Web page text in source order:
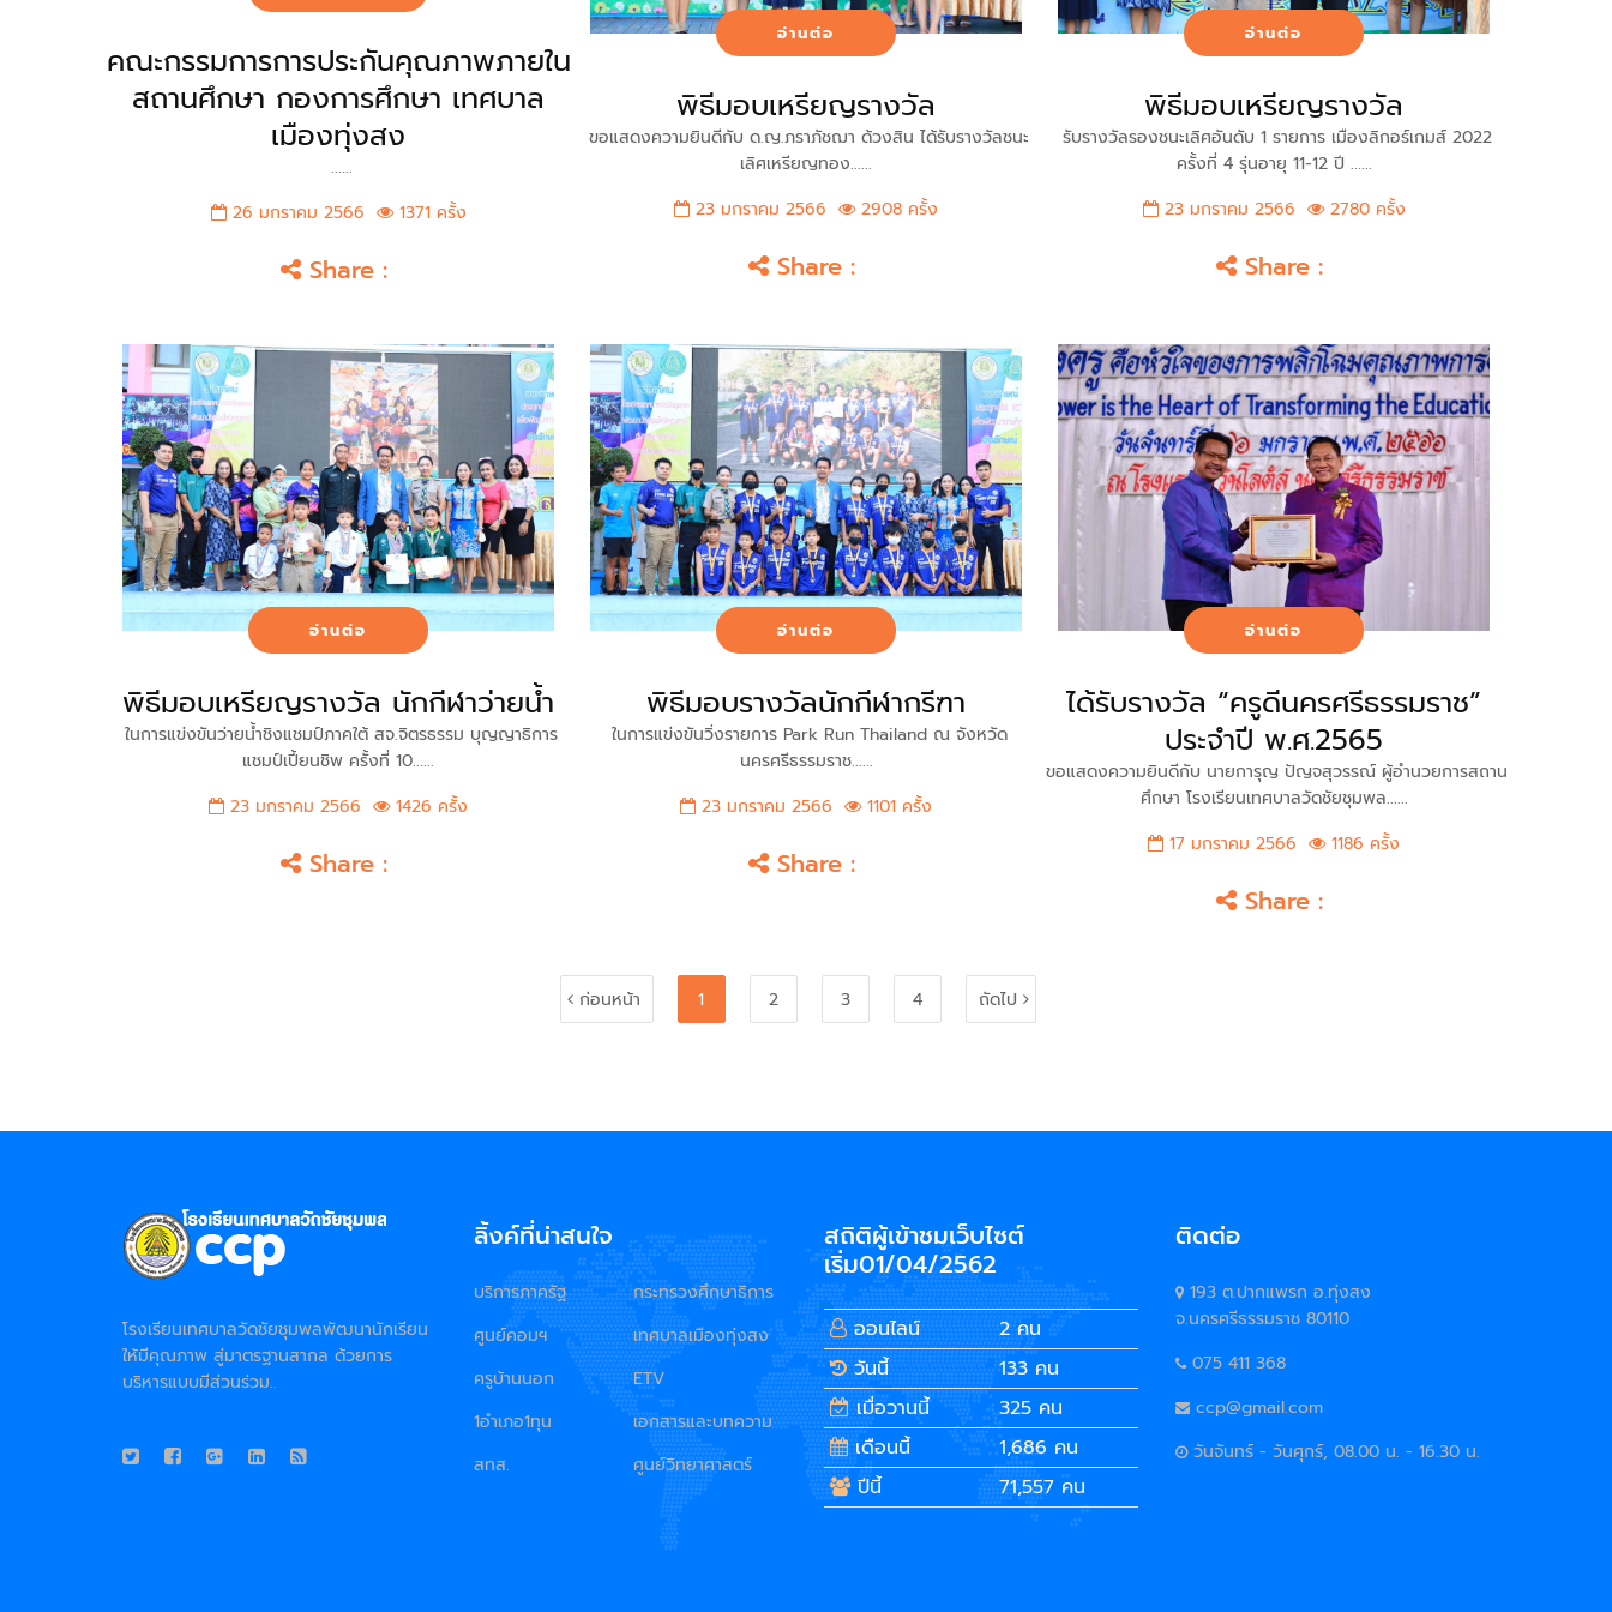
คณะกรรมการการประกันคุณภาพภายใน
สถานศึกษา กองการศึกษา เทศบาล
เมืองทุ่งสง
......
26 มกราคม 2566
1371 ครั้ง
Share :
อ่านต่อ
พิธีมอบเหรียญรางวัล
ขอแสดงความยินดีกับ ด.ญ.ภราภัชฌา ด้วงสิน ได้รับรางวัลชนะ
เลิศเหรียญทอง......
23 มกราคม 2566
2908 ครั้ง
Share :
อ่านต่อ
พิธีมอบเหรียญรางวัล
รับรางวัลรองชนะเลิศอันดับ 1 รายการ เมืองลิกอร์เกมส์ 2022
ครั้งที่ 4 รุ่นอายุ 11-12 ปี ......
23 มกราคม 2566
2780 ครั้ง
Share :
อ่านต่อ
พิธีมอบเหรียญรางวัล นักกีฬาว่ายน้ำ
ในการแข่งขันว่ายน้ำชิงแชมป์ภาคใต้ สจ.จิตรธรรม บุญญาธิการ
แชมป์เปี้ยนชิพ ครั้งที่ 10......
23 มกราคม 2566
1426 ครั้ง
Share :
อ่านต่อ
พิธีมอบรางวัลนักกีฬากรีฑา
ในการแข่งขันวิ่งรายการ Park Run Thailand ณ จังหวัด
นครศรีธรรมราช......
23 มกราคม 2566
1101 ครั้ง
Share :
อ่านต่อ
ได้รับรางวัล “ครูดีนครศรีธรรมราช”
ประจำปี พ.ศ.2565
ขอแสดงความยินดีกับ นายการุญ ปัญจสุวรรณ์ ผู้อำนวยการสถาน
ศึกษา โรงเรียนเทศบาลวัดชัยชุมพล......
17 มกราคม 2566
1186 ครั้ง
Share :
ก่อนหน้า 1 2 3 4 ถัดไป
โรงเรียนเทศบาลวัดชัยชุมพลพัฒนานักเรียน
ให้มีคุณภาพ สู่มาตรฐานสากล ด้วยการ
บริหารแบบมีส่วนร่วม..
ลิ้งค์ที่น่าสนใจ
บริการภาครัฐ
ศูนย์คอมฯ
ครูบ้านนอก
1อำเภอ1ทุน
สทส.
กระทรวงศึกษาธิการ
เทศบาลเมืองทุ่งสง
ETV
เอกสารและบทความ
ศูนย์วิทยาศาสตร์
สถิติผู้เข้าชมเว็บไซต์
เริ่ม01/04/2562
ออนไลน์
2 คน
วันนี้
133 คน
เมื่อวานนี้
325 คน
เดือนนี้
1,686 คน
ปีนี้
71,557 คน
ติดต่อ
193 ต.ปากแพรก อ.ทุ่งสง
จ.นครศรีธรรมราช 80110
075 411 368
ccp@gmail.com
วันจันทร์ - วันศุกร์, 08.00 น. - 16.30 น.